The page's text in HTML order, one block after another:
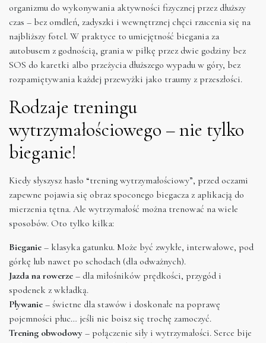
organizmu do wykonywania aktywności fizycznej przez dłuższy
czas – bez omdleń, zadyszki i wewnętrznej chęci rzucenia się na
najbliższy fotel. W praktyce to umiejętność biegania za
autobusem z godnością, grania w piłkę przez dwie godziny bez
SOS do karetki albo przeżycia dłuższego wypadu w góry, bez
rozpamiętywania każdej przewyżki jako traumy z przeszłości.
Rodzaje treningu
wytrzymałościowego – nie tylko
bieganie!
Kiedy słyszysz hasło “trening wytrzymałościowy”, przed oczami
zapewne pojawia się obraz spoconego biegacza z aplikacją do
mierzenia tętna. Ale wytrzymałość można trenować na wiele
sposobów. Oto tylko kilka:
Bieganie – klasyka gatunku. Może być zwykłe, interwałowe, pod
górkę lub nawet po schodach (dla odważnych).
Jazda na rowerze – dla miłośników prędkości, przygód i
spodenek z wkładką.
Pływanie – świetne dla stawów i doskonałe na poprawę
pojemności płuc… jeśli nie boisz się trochę zamoczyć.
Trening obwodowy – połączenie siły i wytrzymałości. Serce bije